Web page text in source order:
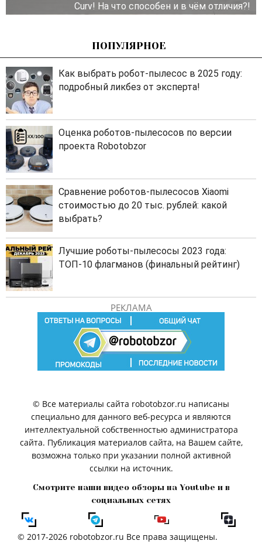
Curv! На что способен и в чём отличия?!
ПОПУЛЯРНОЕ
Как выбрать робот-пылесос в 2025 году:
подробный ликбез от эксперта!
Оценка роботов-пылесосов по версии
проекта Robotobzor
Сравнение роботов-пылесосов Xiaomi
стоимостью до 20 тыс. рублей: какой
выбрать?
Лучшие роботы-пылесосы 2023 года:
ТОП-10 флагманов (финальный рейтинг)
РЕКЛАМА
© Все материалы сайта robotobzor.ru написаны
специально для данного веб-ресурса и являются
интеллектуальной собственностью администратора
сайта. Публикация материалов сайта, на Вашем сайте,
возможна только при указании полной активной
ссылки на источник.
Смотрите наши видео обзоры на Youtube и в
социальных сетях
© 2017-2026 robotobzor.ru Все права защищены.